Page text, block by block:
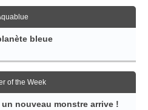
bleue
of the Week
nouveau monstre arrive !